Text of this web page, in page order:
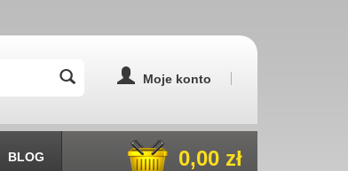
Moje konto
0,00 zł
BLOG